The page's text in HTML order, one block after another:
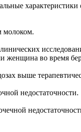
молоком.
во время
выше
недостаточности.